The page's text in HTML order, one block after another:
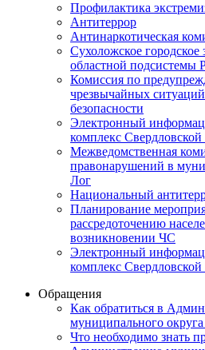
Профилактика
Антитеррор
Антинаркотическая
Сухоложское городское
областной подсистемы
Комиссия по
чрезвычайных
безопасности
Электронный
комплекс Cвердловской
Межведомственная
правонарушений в
Лог
Национальный
Планирование
рассредоточению
возникновении ЧС
Электронный
комплекс Свердловской
Обращения
Как обратиться в
муниципального
Что необходимо знать